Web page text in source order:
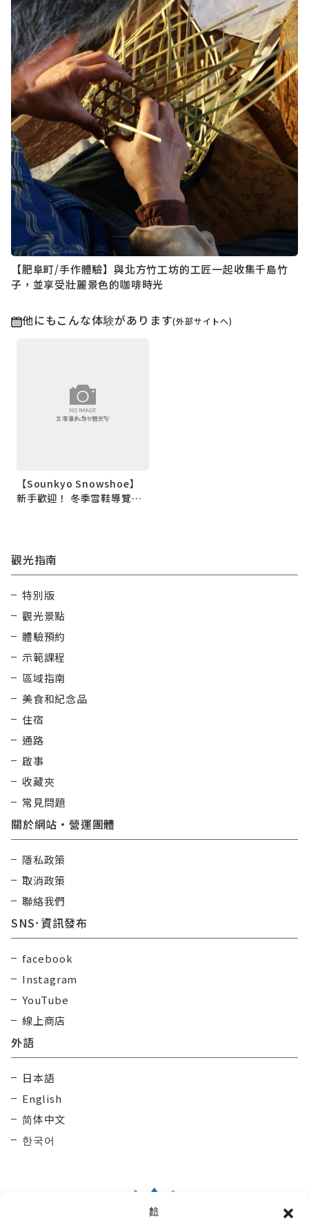
䴺
【肥阜町/手作體驗】與北方竹工坊的工匠一起收集千島竹
子，並享受壯麗景色的咖啡時光
他にもこんな体験があります(外部サイトへ)
【Sounkyo Snowshoe】
新手歡迎！ 冬季雪鞋導覽，
觀光指南
特別版
觀光景點
體驗預約
示範課程
區域指南
美食和紀念品
住宿
通路
啟事
收藏夾
常見問題
關於網站・營運團體
隱私政策
取消政策
聯絡我們
SNS･資訊發布
facebook
Instagram
YouTube
線上商店
外語
日本語
English
简体中文
한국어